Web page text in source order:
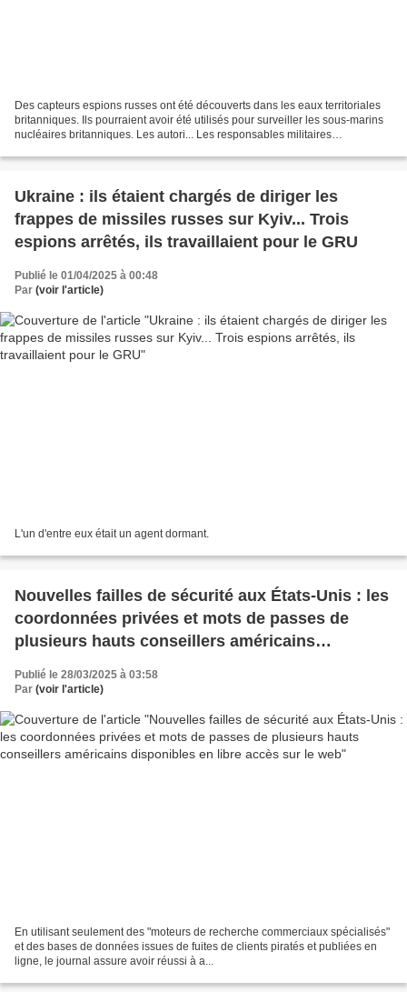
Des capteurs espions russes ont été découverts dans les eaux territoriales
britanniques. Ils pourraient avoir été utilisés pour surveiller les sous-marins
nucléaires britanniques. Les autori... Les responsables militaires
Ukraine : ils étaient chargés de diriger les
frappes de missiles russes sur Kyiv... Trois
espions arrêtés, ils travaillaient pour le GRU
Publié le 01/04/2025 à 00:48
Par (voir l'article)
L'un d'entre eux était un agent dormant.
Nouvelles failles de sécurité aux États-Unis : les
coordonnées privées et mots de passes de
plusieurs hauts conseillers américains
Publié le 28/03/2025 à 03:58
Par (voir l'article)
En utilisant seulement des "moteurs de recherche commerciaux spécialisés"
et des bases de données issues de fuites de clients piratés et publiées en
ligne, le journal assure avoir réussi à a...